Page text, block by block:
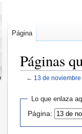
Páginas
← 13 de noviembre
navegación
búsqueda
Lo que enlaza
Página:
Página